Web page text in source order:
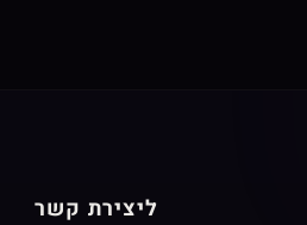
ליצירת קשר